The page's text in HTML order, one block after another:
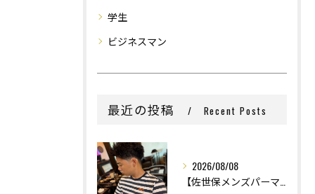
学生
ビジネスマン
最近の投稿 Recent Posts
2026/08/08